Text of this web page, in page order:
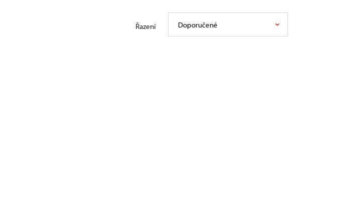
Řazení Doporučené